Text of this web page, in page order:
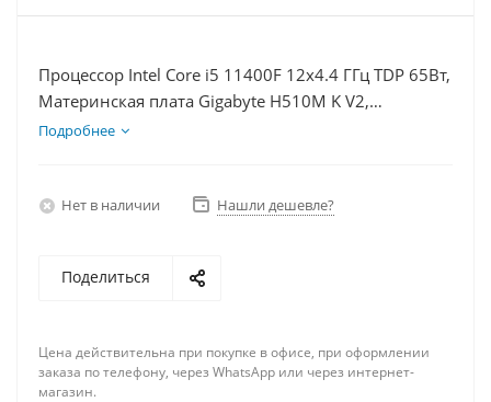
Процессор Intel Core i5 11400F 12x4.4 ГГц TDP 65Вт,
Материнская плата Gigabyte H510M K V2,
Видеокарта GTX 1630 4Гб, Память DDR4 8Gb,
Подробнее
Нет в наличии Нашли дешевле?
Поделиться
Цена действительна при покупке в офисе, при оформлении
заказа по телефону, через WhatsApp или через интернет-
магазин.